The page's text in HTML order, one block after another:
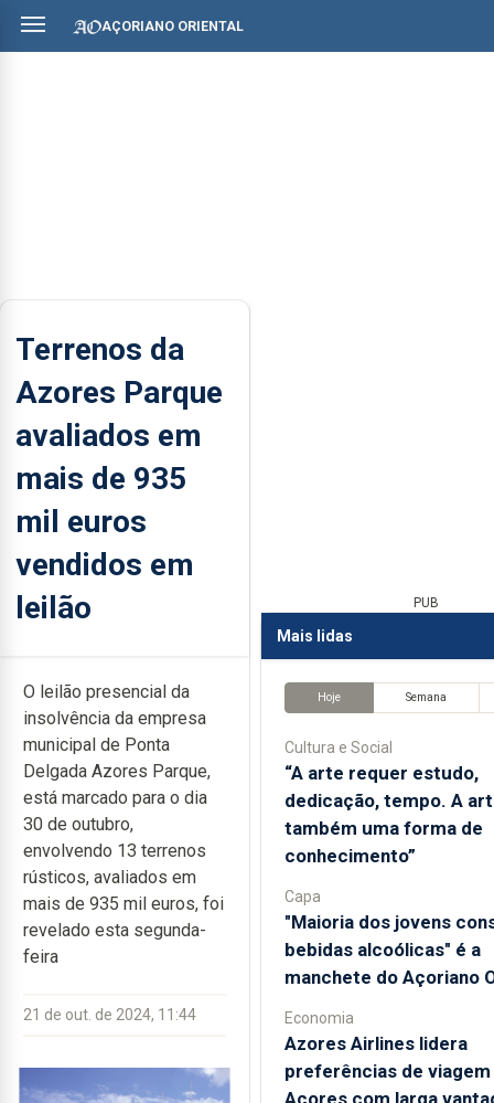
AÇORIANO ORIENTAL
Terrenos da
Azores Parque
avaliados em
mais de 935
mil euros
vendidos em
leilão
O leilão presencial da
insolvência da empresa
municipal de Ponta
Delgada Azores Parque,
está marcado para o dia
30 de outubro,
envolvendo 13 terrenos
rústicos, avaliados em
mais de 935 mil euros, foi
revelado esta segunda-
feira
21 de out. de 2024, 11:44
PUB
Mais lidas
Hoje Semana
Cultura e Social
“A arte requer estudo,
dedicação, tempo. A
também uma forma de
conhecimento”
Capa
"Maioria dos jovens
bebidas alcoólicas" é a
manchete do Açoriano
Economia
Azores Airlines lidera
preferências de viagem
Açores com larga